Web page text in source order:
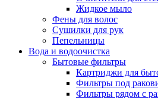
Жидкое мыло
Фены для волос
Сушилки для рук
Пепельницы
Вода и водоочистка
Бытовые фильтры
Картриджи для
Фильтры под
Фильтры рядом с